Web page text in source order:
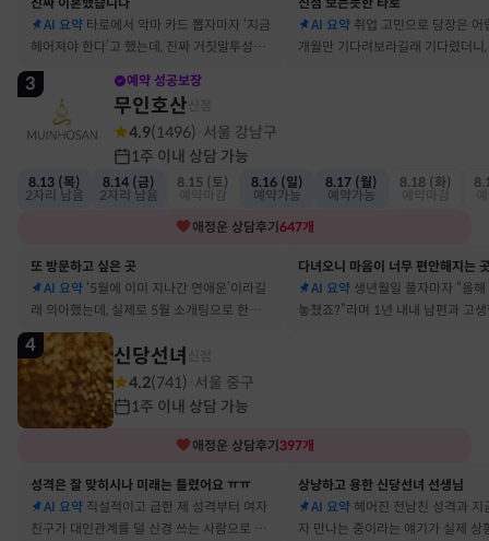
AI 요약 타로에서 악마 카드 뽑자마자 ‘지금
헤어져야 한다’고 했는데, 진짜 거짓말투성이
결혼 생활 끝에 이혼 숙고 중이에요
AI 요약 취업 고민으로 당장은 어
개월만 기다려보라길래 기다렸더니
3 예약 성공보장
무인호산
4.9(1496) 서울 강남구
1주 이내 상담 가능
8.13 (목)
2자리 남음
8.14 (금)
2자리 남음
8.15 (토)
8.16 (일)
예약가능
8.17 (월)
예약가능
8.18 (화)
애정운 상담후기 647개
또 방문하고 싶은 곳
AI 요약 ‘5월에 이미 지나간 연애운’이라길
래 의아했는데, 실제로 5월 소개팅으로 한참
고민했던 사람이 있었어요
다녀오니 마음이 너무 편안해지는
AI 요약 생년월일 풀자마자 “올
놓쳤죠?”라며 1년 내내 남편과 고
4 신당선녀
4.2(741) 서울 중구
1주 이내 상담 가능
애정운 상담후기 397개
성격은 잘 맞히시나 미래는 틀렸어요 ㅠㅠ
AI 요약 직설적이고 급한 제 성격부터 여자
친구가 대인관계를 덜 신경 쓰는 사람으로 바
상냥하고 용한 신당선녀 선생님
AI 요약 헤어진 전남친 성격과 지
자 만나는 중이라는 얘기가 실제 상